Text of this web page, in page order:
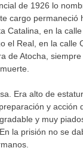
de 1926 lo
cargo permaneció
Catalina, en la
el Real, en la calle
de Atocha, siempre
Era alto de
y acción
y muy
la prisión no se